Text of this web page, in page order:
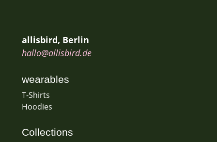
allisbird, Berlin
hallo@allisbird.de
wearables
T-Shirts
Hoodies
Collections